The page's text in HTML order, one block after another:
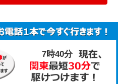
7時40分